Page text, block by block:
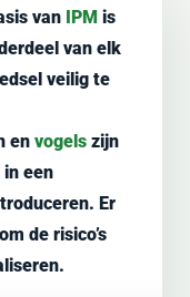
van IPM is
van elk
veilig te
en vogels zijn
een
Er
de risico’s